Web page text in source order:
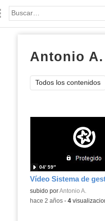
Palabra o frase:
Antonio A.
Todos los contenidos
subido porAntonio A.
04′ 59″
-hace 2 años- 4